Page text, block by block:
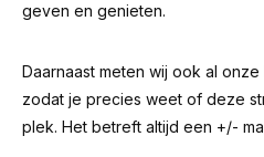
geven en genieten.
Daarnaast meten wij ook al
zodat je precies weet of deze
plek. Het betreft altijd een +/-